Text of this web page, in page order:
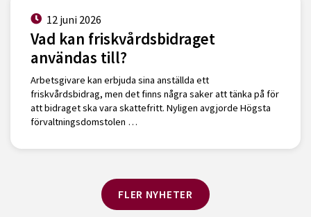
12 juni 2026
Vad kan friskvårdsbidraget
användas till?
Arbetsgivare kan erbjuda sina anställda ett
friskvårdsbidrag, men det finns några saker att tänka på för
att bidraget ska vara skattefritt. Nyligen avgjorde Högsta
förvaltningsdomstolen …
FLER NYHETER